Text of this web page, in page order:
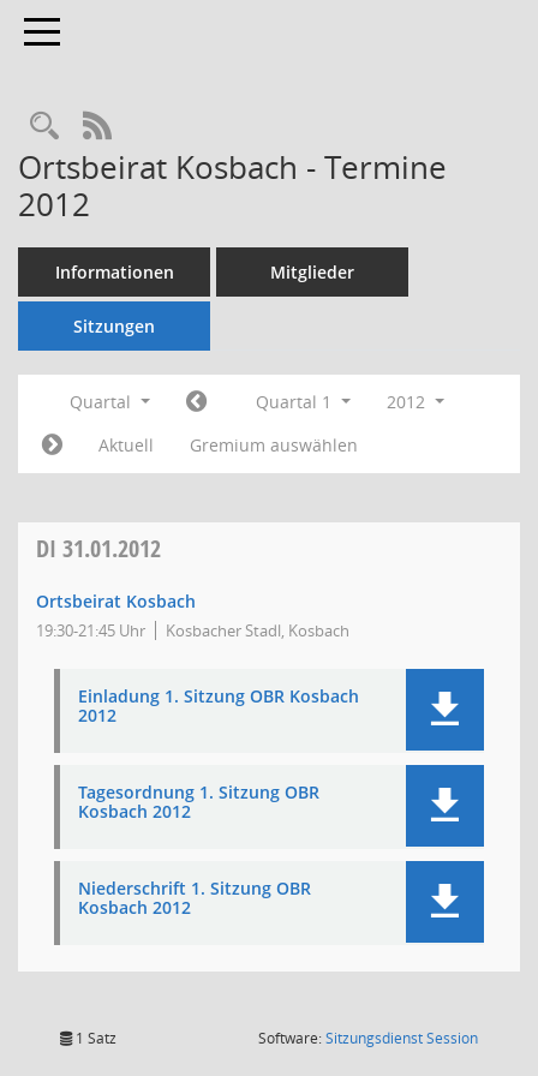
Toggle navigation
Rechercheauswahl
RSS-Feed
Ortsbeirat Kosbach - Termine
2012
Informationen Mitglieder
Sitzungen
Quartal Quartal 1
2012
Aktuell
Gremium auswählen
DI 31.01.2012
Ortsbeirat Kosbach
19:30-21:45 Uhr Kosbacher Stadl, Kosbach
Einladung 1. Sitzung OBR Kosbach
2012
Tagesordnung 1. Sitzung OBR
Kosbach 2012
Niederschrift 1. Sitzung OBR
Kosbach 2012
1 Satz Software:SitzungsdienstSession(Wird in